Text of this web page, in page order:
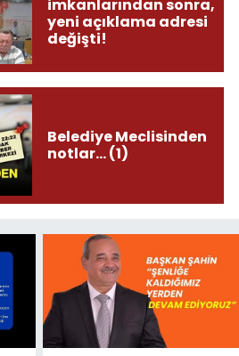
imkanlarından sonra,
yeni açıklama adresi
değişti!
Belediye Meclisinden
notlar... (1)